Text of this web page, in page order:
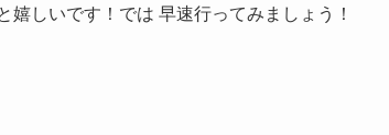
嬉しいです！では 早速行ってみましょう！